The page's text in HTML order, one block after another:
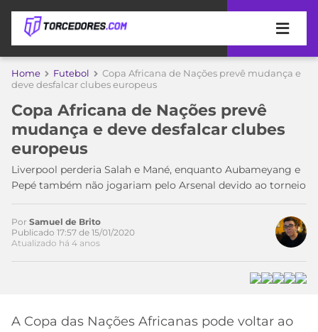
APOSTAS
DE
APOSTA
MELHORES
SITES
DE
APOSTAS
2026
COPA
DO
MUNDO
TIMES
MEU
TIME
CAMPEONATOS
A
Home Futebol
Copa Africana de Nações prevê mudança e
deve desfalcar clubes europeus
Copa Africana de Nações prevê
mudança e deve desfalcar clubes
europeus
Liverpool perderia Salah e Mané, enquanto Aubameyang e
Pepé também não jogariam pelo Arsenal devido ao torneio
Acesse o perfil do autor
no Twitter
Por Samuel de Brito
Publicado 17:57 de 15/01/2020
Atualizado há 4 anos
A Copa das Nações Africanas pode voltar ao